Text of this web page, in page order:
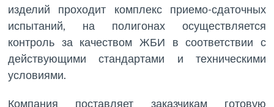
изделий проходит комплекс приемо-сдаточных
испытаний, на полигонах осуществляется
контроль за качеством ЖБИ в соответствии с
действующими стандартами и техническими
условиями.
Компания поставляет заказчикам готовую